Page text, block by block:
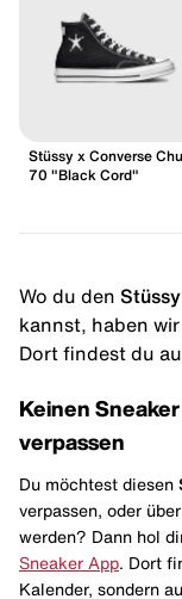
Stüssy x Converse
70 "Black Cord"
Wo du den
kannst, haben
Dort findest du
Keinen
verpassen
Du möchtest diesen
verpassen, oder
werden? Dann hol
Sneaker App . Dort
Kalender, sondern